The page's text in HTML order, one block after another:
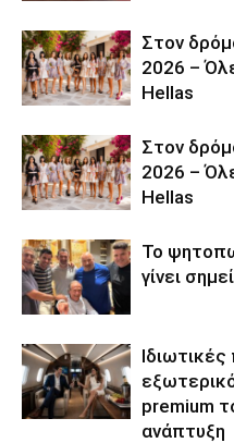
Στον
2026 –
Hellas
Στον
2026 –
Hellas
Το
γίνει
premium
ανάπτυξη